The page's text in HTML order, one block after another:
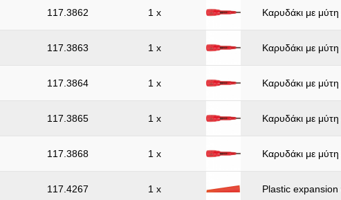
117.3862 1 x Καρυδάκι με
117.3863 1 x Καρυδάκι με
117.3864 1 x Καρυδάκι με
117.3865 1 x Καρυδάκι με μύτη
117.3868 1 x Καρυδάκι με
117.4267 1 x Plastic